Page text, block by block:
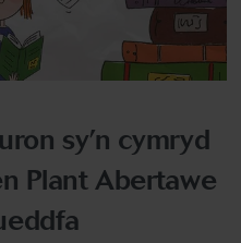
sy’n cymryd
Plant Abertawe